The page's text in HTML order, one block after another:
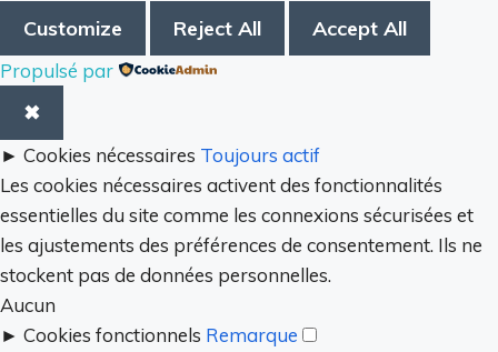
Customize Reject All Accept All
Propulsé par
✖
► Cookies nécessaires Toujours actif
Les cookies nécessaires activent des fonctionnalités
essentielles du site comme les connexions sécurisées et
les ajustements des préférences de consentement. Ils ne
stockent pas de données personnelles.
Aucun
► Cookies fonctionnels Remarque